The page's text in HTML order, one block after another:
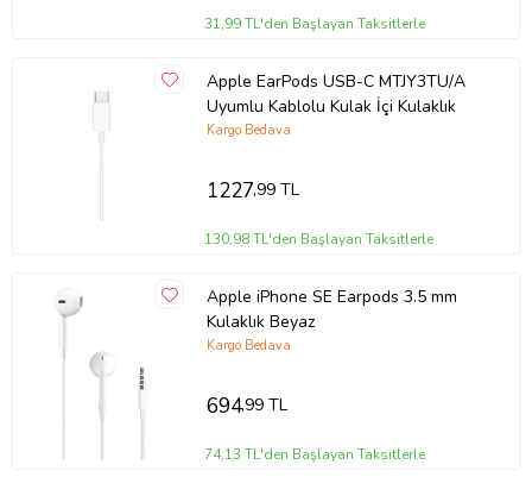
31,99 TL'den Başlayan Taksitlerle
Apple EarPods USB-C MTJY3TU/A
Uyumlu Kablolu Kulak İçi Kulaklık
Kargo Bedava
1227,99 TL
130,98 TL'den Başlayan Taksitlerle
Apple iPhone SE Earpods 3.5 mm
Kulaklık Beyaz
Kargo Bedava
694,99 TL
74,13 TL'den Başlayan Taksitlerle